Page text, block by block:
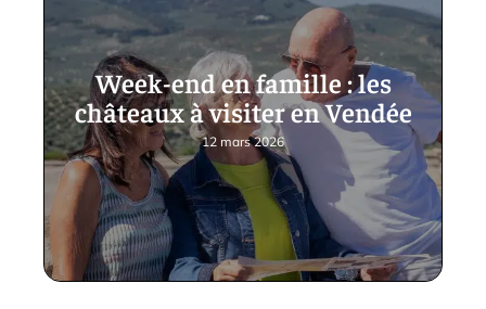
Week-end en famille : les
châteaux à visiter en Vendée
12 mars 2026